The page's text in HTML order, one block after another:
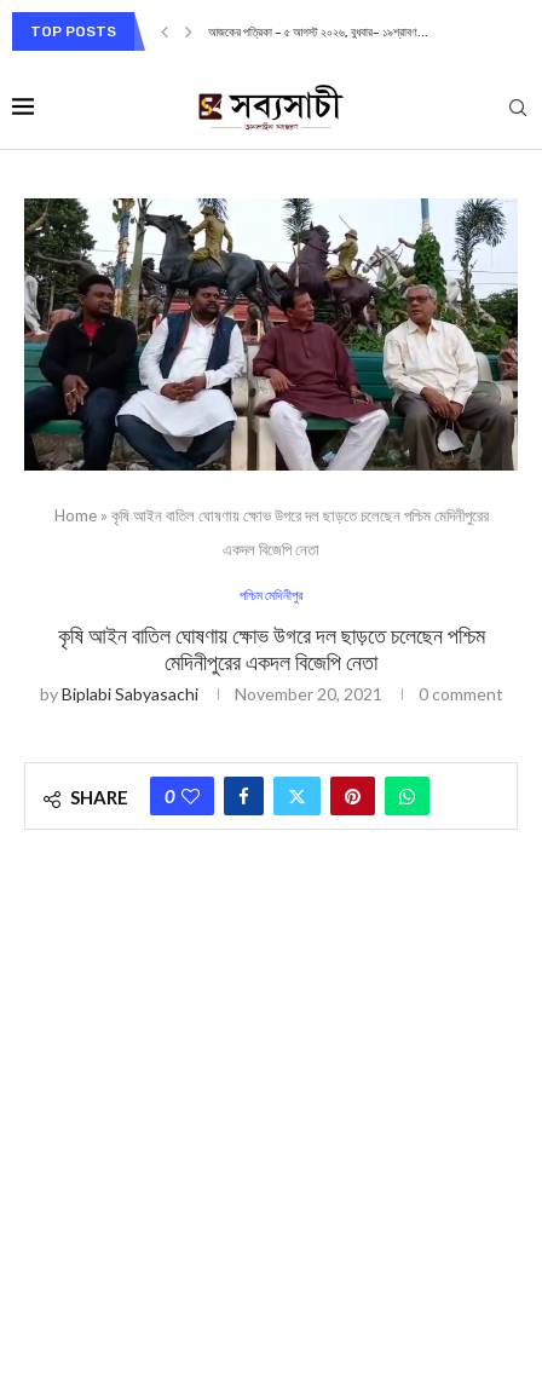
TOP POSTS আজকের পত্রিকা – ৫ আগস্ট ২০২৬, বুধবার– ১৯শ্রাবণ...
Home» কৃষি আইন বাতিল ঘোষণায় ক্ষোভ উগরে দল ছাড়তে চলেছেন পশ্চিম মেদিনীপুরের
একদল বিজেপি নেতা
পশ্চিম মেদিনীপুর
কৃষি আইন বাতিল ঘোষণায় ক্ষোভ উগরে দল ছাড়তে চলেছেন পশ্চিম
মেদিনীপুরের একদল বিজেপি নেতা
byBiplabi Sabyasachi November 20, 2021 0 comment
SHARE 0